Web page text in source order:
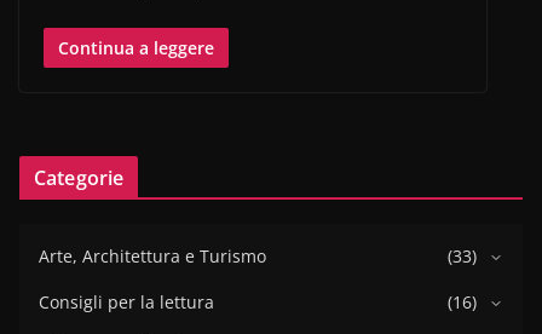
Continua a leggere
Categorie
Arte, Architettura e Turismo
(33)
Consigli per la lettura
(16)